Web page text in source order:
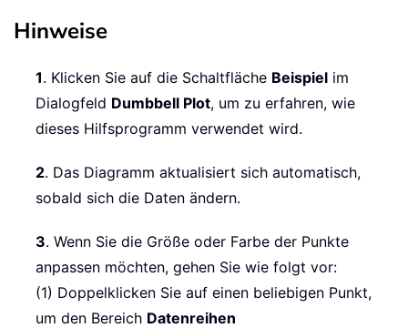
Hinweise
1. Klicken Sie auf die Schaltfläche Beispiel im
Dialogfeld Dumbbell Plot, um zu erfahren, wie
dieses Hilfsprogramm verwendet wird.
2. Das Diagramm aktualisiert sich automatisch,
sobald sich die Daten ändern.
3. Wenn Sie die Größe oder Farbe der Punkte
anpassen möchten, gehen Sie wie folgt vor:
(1) Doppelklicken Sie auf einen beliebigen Punkt,
um den Bereich Datenreihen